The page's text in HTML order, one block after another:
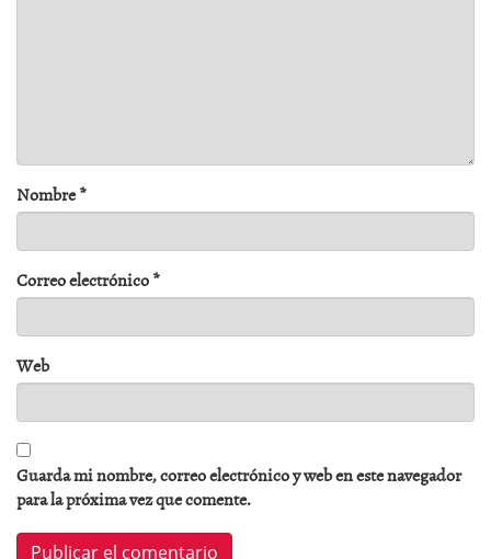
Nombre*
Correo electrónico*
Web
Guarda mi nombre, correo electrónico y web en este navegador
para la próxima vez que comente.